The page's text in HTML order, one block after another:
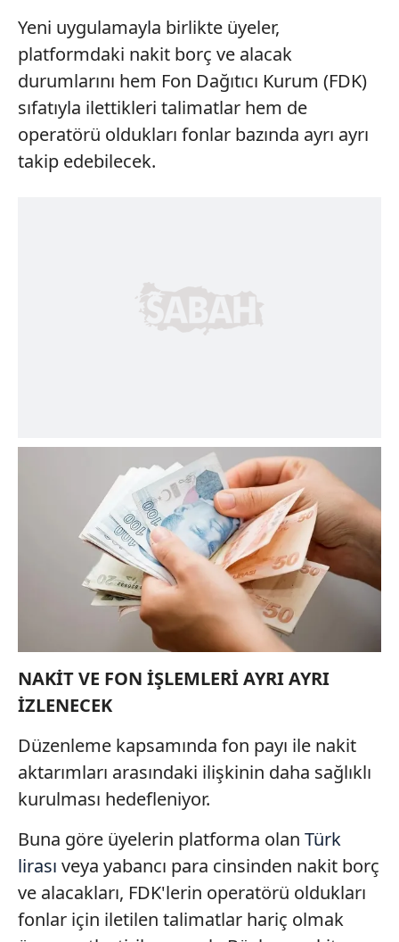
Yeni uygulamayla birlikte üyeler,
platformdaki nakit borç ve alacak
durumlarını hem Fon Dağıtıcı Kurum (FDK)
sıfatıyla ilettikleri talimatlar hem de
operatörü oldukları fonlar bazında ayrı ayrı
takip edebilecek.
NAKİT VE FON İŞLEMLERİ AYRI AYRI
İZLENECEK
Düzenleme kapsamında fon payı ile nakit
aktarımları arasındaki ilişkinin daha sağlıklı
kurulması hedefleniyor.
Buna göre üyelerin platforma olan Türk
lirası veya yabancı para cinsinden nakit borç
ve alacakları, FDK'lerin operatörü oldukları
fonlar için iletilen talimatlar hariç olmak